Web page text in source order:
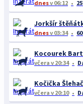
dnesv 06:12
Jorkšír
dnesv 03:34
Kocourek
včera v 20:34
Kočička
včera v 20:10